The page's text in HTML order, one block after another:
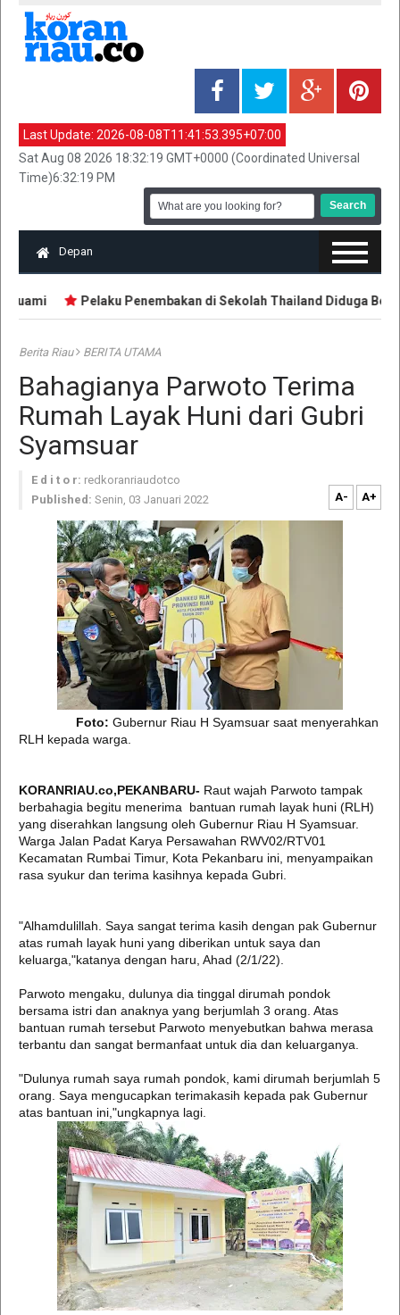
Last Update: 2026-08-08T11:41:53.395+07:00
Sat Aug 08 2026 18:32:19 GMT+0000 (Coordinated Universal
Time)6:32:19 PM
Depan
Pelaku Penembakan di Sekolah Thailand Diduga
Berita Riau BERITA UTAMA
Bahagianya Parwoto Terima
Rumah Layak Huni dari Gubri
Syamsuar
E d i t o r: redkoranriaudotco
Published: Senin, 03 Januari 2022 A- A+
Foto: Gubernur Riau H Syamsuar saat menyerahkan
RLH kepada warga.
KORANRIAU.co,PEKANBARU- Raut wajah Parwoto tampak
berbahagia begitu menerima bantuan rumah layak huni (RLH)
yang diserahkan langsung oleh Gubernur Riau H Syamsuar.
Warga Jalan Padat Karya Persawahan RWV02/RTV01
Kecamatan Rumbai Timur, Kota Pekanbaru ini, menyampaikan
rasa syukur dan terima kasihnya kepada Gubri.
"Alhamdulillah. Saya sangat terima kasih dengan pak Gubernur
atas rumah layak huni yang diberikan untuk saya dan
keluarga,"katanya dengan haru, Ahad (2/1/22).
Parwoto mengaku, dulunya dia tinggal dirumah pondok
bersama istri dan anaknya yang berjumlah 3 orang. Atas
bantuan rumah tersebut Parwoto menyebutkan bahwa merasa
terbantu dan sangat bermanfaat untuk dia dan keluarganya.
"Dulunya rumah saya rumah pondok, kami dirumah berjumlah 5
orang. Saya mengucapkan terimakasih kepada pak Gubernur
atas bantuan ini,"ungkapnya lagi.